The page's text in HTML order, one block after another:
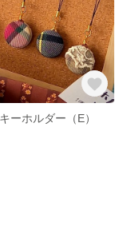
ーホルダー（E）